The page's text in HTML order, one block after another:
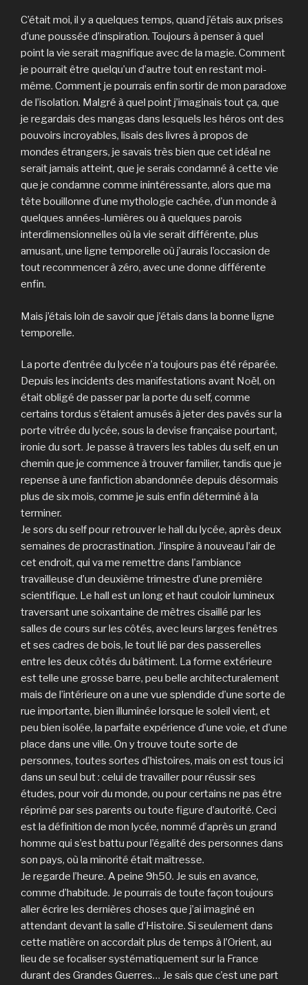
C’était moi, il y a quelques temps, quand j’étais aux prises
d’une poussée d’inspiration. Toujours à penser à quel
point la vie serait magnifique avec de la magie. Comment
je pourrait être quelqu’un d’autre tout en restant moi-
même. Comment je pourrais enfin sortir de mon paradoxe
de l’isolation. Malgré à quel point j’imaginais tout ça, que
je regardais des mangas dans lesquels les héros ont des
pouvoirs incroyables, lisais des livres à propos de
mondes étrangers, je savais très bien que cet idéal ne
serait jamais atteint, que je serais condamné à cette vie
que je condamne comme inintéressante, alors que ma
tête bouillonne d’une mythologie cachée, d’un monde à
quelques années-lumières ou à quelques parois
interdimensionnelles où la vie serait différente, plus
amusant, une ligne temporelle où j’aurais l’occasion de
tout recommencer à zéro, avec une donne différente
enfin.
Mais j’étais loin de savoir que j’étais dans la bonne ligne
temporelle.
La porte d’entrée du lycée n’a toujours pas été réparée.
Depuis les incidents des manifestations avant Noël, on
était obligé de passer par la porte du self, comme
certains tordus s’étaient amusés à jeter des pavés sur la
porte vitrée du lycée, sous la devise française pourtant,
ironie du sort. Je passe à travers les tables du self, en un
chemin que je commence à trouver familier, tandis que je
repense à une fanfiction abandonnée depuis désormais
plus de six mois, comme je suis enfin déterminé à la
terminer.
Je sors du self pour retrouver le hall du lycée, après deux
semaines de procrastination. J’inspire à nouveau l’air de
cet endroit, qui va me remettre dans l’ambiance
travailleuse d’un deuxième trimestre d’une première
scientifique. Le hall est un long et haut couloir lumineux
traversant une soixantaine de mètres cisaillé par les
salles de cours sur les côtés, avec leurs larges fenêtres
et ses cadres de bois, le tout lié par des passerelles
entre les deux côtés du bâtiment. La forme extérieure
est telle une grosse barre, peu belle architecturalement
mais de l’intérieure on a une vue splendide d’une sorte de
rue importante, bien illuminée lorsque le soleil vient, et
peu bien isolée, la parfaite expérience d’une voie, et d’une
place dans une ville. On y trouve toute sorte de
personnes, toutes sortes d’histoires, mais on est tous ici
dans un seul but : celui de travailler pour réussir ses
études, pour voir du monde, ou pour certains ne pas être
réprimé par ses parents ou toute figure d’autorité. Ceci
est la définition de mon lycée, nommé d’après un grand
homme qui s’est battu pour l’égalité des personnes dans
son pays, où la minorité était maîtresse.
Je regarde l’heure. A peine 9h50. Je suis en avance,
comme d’habitude. Je pourrais de toute façon toujours
aller écrire les dernières choses que j’ai imaginé en
attendant devant la salle d’Histoire. Si seulement dans
cette matière on accordait plus de temps à l’Orient, au
lieu de se focaliser systématiquement sur la France
durant des Grandes Guerres… Je sais que c’est une part